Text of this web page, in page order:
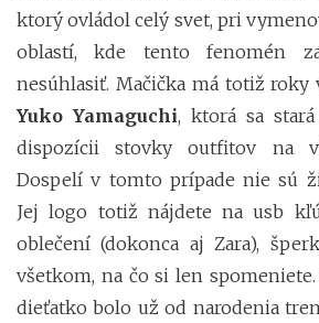
ktorý ovládol celý svet, pri
oblastí, kde tento fenomén
nesúhlasiť. Mačička má totiž roky
Yuko Yamaguchi, ktorá sa
dispozícii stovky outfitov na
Dospelí v tomto prípade nie sú
Jej logo totiž nájdete na usb
oblečení (dokonca aj Zara),
všetkom, na čo si len spomeniete.
dieťatko bolo už od narodenia